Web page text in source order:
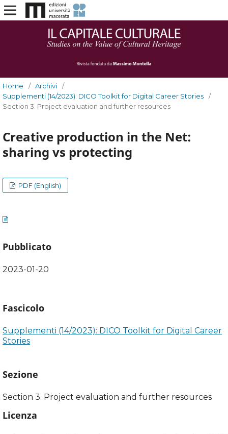
Home / Archivi
/
Supplementi (14/2023): DICO Toolkit for Digital Career Stories
/
Section 3. Project evaluation and further resources
Creative production in the Net:
sharing vs protecting
PDF (English)
Pubblicato
2023-01-20
Fascicolo
Supplementi (14/2023): DICO Toolkit for Digital Career
Stories
Sezione
Section 3. Project evaluation and further resources
Licenza